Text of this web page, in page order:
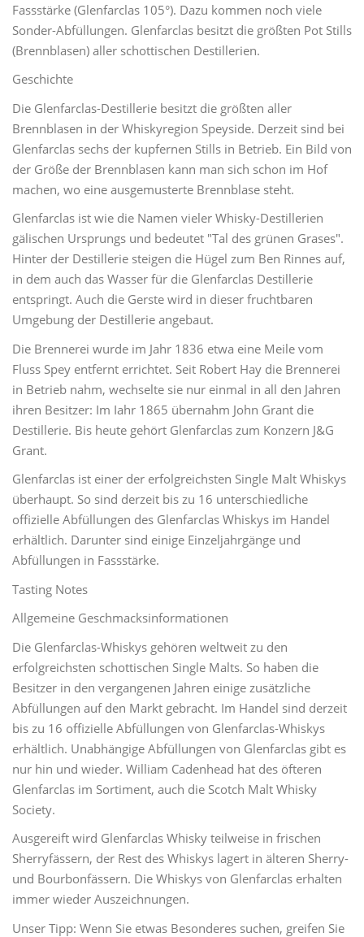
Fassstärke (Glenfarclas 105°). Dazu kommen noch viele
Sonder-Abfüllungen. Glenfarclas besitzt die größten Pot Stills
(Brennblasen) aller schottischen Destillerien.
Geschichte
Die Glenfarclas-Destillerie besitzt die größten aller
Brennblasen in der Whiskyregion Speyside. Derzeit sind bei
Glenfarclas sechs der kupfernen Stills in Betrieb. Ein Bild von
der Größe der Brennblasen kann man sich schon im Hof
machen, wo eine ausgemusterte Brennblase steht.
Glenfarclas ist wie die Namen vieler Whisky-Destillerien
gälischen Ursprungs und bedeutet "Tal des grünen Grases".
Hinter der Destillerie steigen die Hügel zum Ben Rinnes auf,
in dem auch das Wasser für die Glenfarclas Destillerie
entspringt. Auch die Gerste wird in dieser fruchtbaren
Umgebung der Destillerie angebaut.
Die Brennerei wurde im Jahr 1836 etwa eine Meile vom
Fluss Spey entfernt errichtet. Seit Robert Hay die Brennerei
in Betrieb nahm, wechselte sie nur einmal in all den Jahren
ihren Besitzer: Im Iahr 1865 übernahm John Grant die
Destillerie. Bis heute gehört Glenfarclas zum Konzern J&G
Grant.
Glenfarclas ist einer der erfolgreichsten Single Malt Whiskys
überhaupt. So sind derzeit bis zu 16 unterschiedliche
offizielle Abfüllungen des Glenfarclas Whiskys im Handel
erhältlich. Darunter sind einige Einzeljahrgänge und
Abfüllungen in Fassstärke.
Tasting Notes
Allgemeine Geschmacksinformationen
Die Glenfarclas-Whiskys gehören weltweit zu den
erfolgreichsten schottischen Single Malts. So haben die
Besitzer in den vergangenen Jahren einige zusätzliche
Abfüllungen auf den Markt gebracht. Im Handel sind derzeit
bis zu 16 offizielle Abfüllungen von Glenfarclas-Whiskys
erhältlich. Unabhängige Abfüllungen von Glenfarclas gibt es
nur hin und wieder. William Cadenhead hat des öfteren
Glenfarclas im Sortiment, auch die Scotch Malt Whisky
Society.
Ausgereift wird Glenfarclas Whisky teilweise in frischen
Sherryfässern, der Rest des Whiskys lagert in älteren Sherry-
und Bourbonfässern. Die Whiskys von Glenfarclas erhalten
immer wieder Auszeichnungen.
Unser Tipp: Wenn Sie etwas Besonderes suchen, greifen Sie